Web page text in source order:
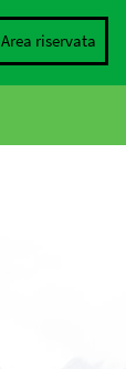
Area riservata